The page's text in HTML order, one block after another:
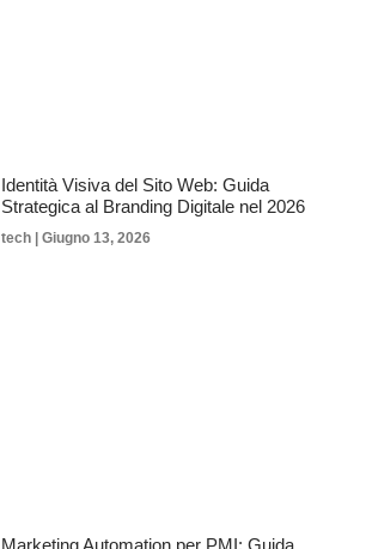
Identità Visiva del Sito Web: Guida
Strategica al Branding Digitale nel 2026
tech Giugno 13, 2026